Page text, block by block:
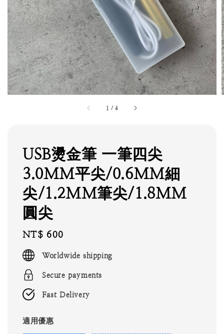
1 /4
USB燙金筆 一筆四尖
3.0MM平尖/0.6MM細
尖/1.2MM筆尖/1.8MM
圓尖
Regular
price
NT$ 600
Worldwide shipping
Secure payments
Fast Delivery
適用優惠